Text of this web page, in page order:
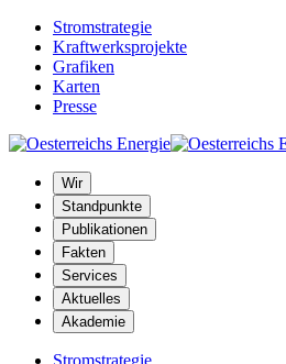
Stromstrategie
Kraftwerksprojekte
Grafiken
Karten
Presse
Wir
Standpunkte
Publikationen
Fakten
Services
Aktuelles
Akademie
Stromstrategie